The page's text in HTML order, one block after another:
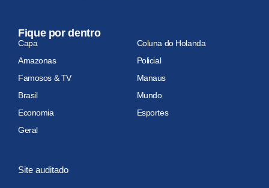
Fique por dentro
Capa
Coluna do Holanda
Amazonas
Policial
Famosos & TV
Manaus
Brasil
Mundo
Economia
Esportes
Geral
Site auditado